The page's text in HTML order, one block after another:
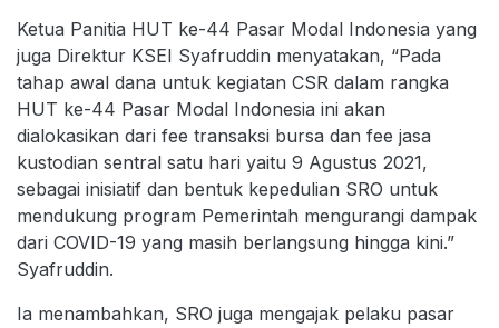
Ketua Panitia HUT ke-44 Pasar Modal Indonesia yang
juga Direktur KSEI Syafruddin menyatakan, “Pada
tahap awal dana untuk kegiatan CSR dalam rangka
HUT ke-44 Pasar Modal Indonesia ini akan
dialokasikan dari fee transaksi bursa dan fee jasa
kustodian sentral satu hari yaitu 9 Agustus 2021,
sebagai inisiatif dan bentuk kepedulian SRO untuk
mendukung program Pemerintah mengurangi dampak
dari COVID-19 yang masih berlangsung hingga kini.”
Syafruddin.
Ia menambahkan, SRO juga mengajak pelaku pasar